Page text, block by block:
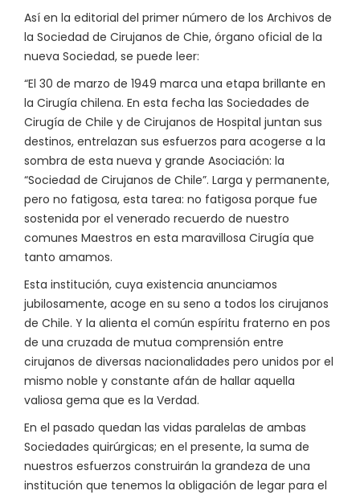
Así en la editorial del primer número de los Archivos de
la Sociedad de Cirujanos de Chie, órgano oficial de la
nueva Sociedad, se puede leer:
“El 30 de marzo de 1949 marca una etapa brillante en
la Cirugía chilena. En esta fecha las Sociedades de
Cirugía de Chile y de Cirujanos de Hospital juntan sus
destinos, entrelazan sus esfuerzos para acogerse a la
sombra de esta nueva y grande Asociación: la
“Sociedad de Cirujanos de Chile”. Larga y permanente,
pero no fatigosa, esta tarea: no fatigosa porque fue
sostenida por el venerado recuerdo de nuestro
comunes Maestros en esta maravillosa Cirugía que
tanto amamos.
Esta institución, cuya existencia anunciamos
jubilosamente, acoge en su seno a todos los cirujanos
de Chile. Y la alienta el común espíritu fraterno en pos
de una cruzada de mutua comprensión entre
cirujanos de diversas nacionalidades pero unidos por el
mismo noble y constante afán de hallar aquella
valiosa gema que es la Verdad.
En el pasado quedan las vidas paralelas de ambas
Sociedades quirúrgicas; en el presente, la suma de
nuestros esfuerzos construirán la grandeza de una
institución que tenemos la obligación de legar para el